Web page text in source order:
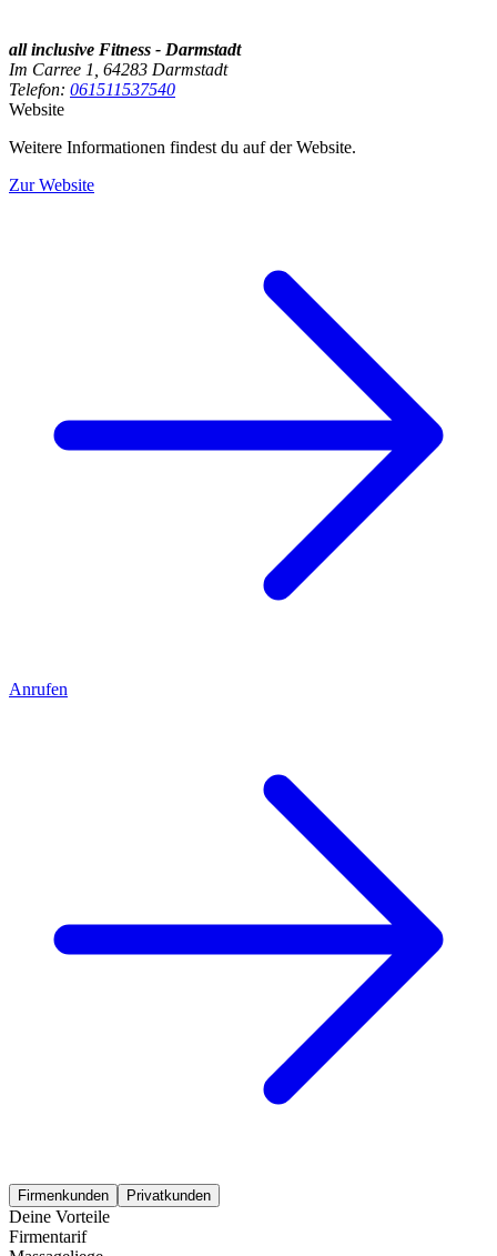
all inclusive Fitness - Darmstadt
Im Carree 1, 64283 Darmstadt
Telefon: 061511537540
Website
Weitere Informationen findest du auf der Website.
Zur Website
Anrufen
Firmenkunden Privatkunden
Deine Vorteile
Firmentarif